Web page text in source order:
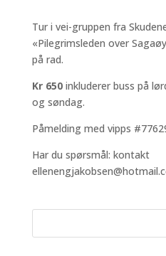
Tur i vei-gruppen fra
«Pilegrimsleden over
på rad.
Kr 650inkluderer buss på
og søndag.
Påmelding med vipps
Har du spørsmål: kontakt